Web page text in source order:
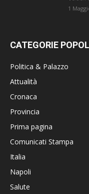
1
CATEGORIE
Politica & Palazzo
Attualità
Cronaca
Provincia
Prima pagina
Comunicati Stampa
Italia
Napoli
Salute